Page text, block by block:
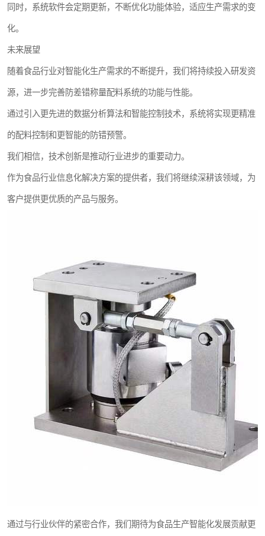
同时，系统软件会定期更新，不断优化功能体验，适应生产需求的变
化。
未来展望
随着食品行业对智能化生产需求的不断提升，我们将持续投入研发资
源，进一步完善防差错称量配料系统的功能与性能。
通过引入更先进的数据分析算法和智能控制技术，系统将实现更精准
的配料控制和更智能的防错预警。
我们相信，技术创新是推动行业进步的重要动力。
作为食品行业信息化解决方案的提供者，我们将继续深耕该领域，为
客户提供更优质的产品与服务。
通过与行业伙伴的紧密合作，我们期待为食品生产智能化发展贡献更